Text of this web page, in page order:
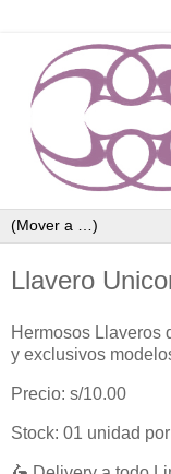
Llavero
Hermosos Llaveros
y exclusivos
Precio: s/10.00
Stock: 01 unidad